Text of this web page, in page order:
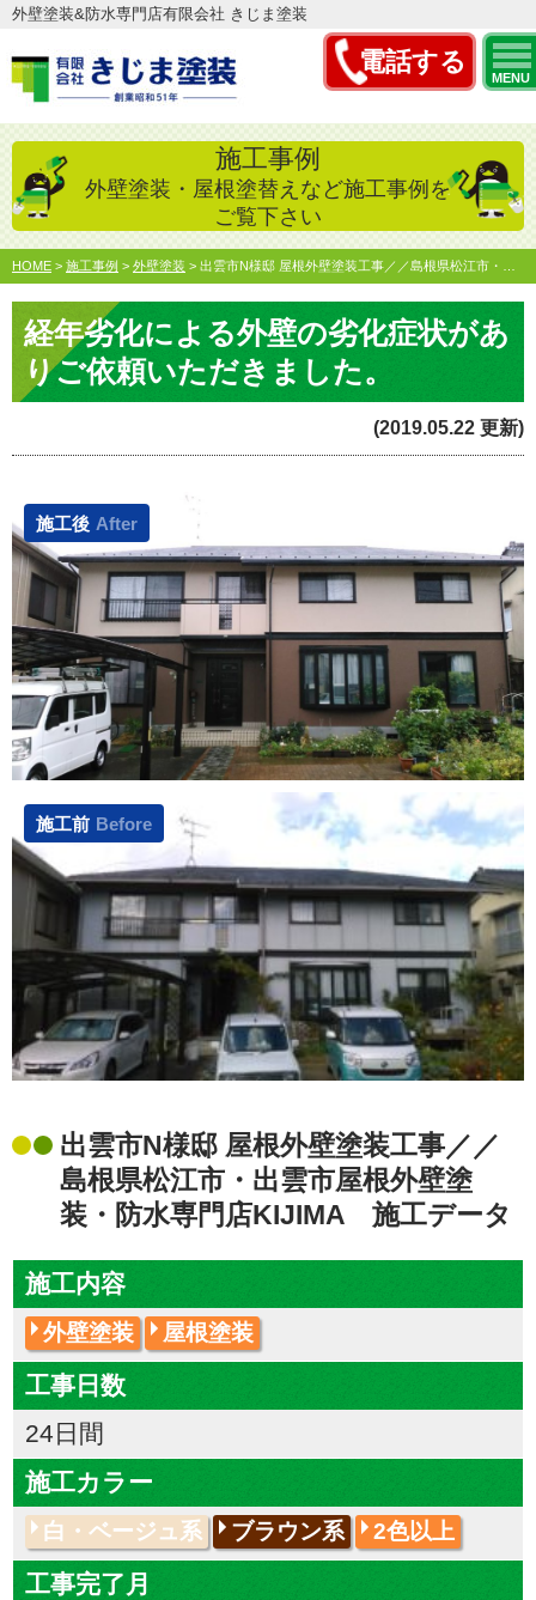
電話する
MENU
外壁塗装&防水専門店有限会社 きじま塗装
施工事例
外壁塗装・屋根塗替えなど施工事例を
ご覧下さい
HOME > 施工事例 > 外壁塗装 > 出雲市N様邸 屋根外壁塗装工事／／島根県松江市・出雲市屋根…
経年劣化による外壁の劣化症状があ
りご依頼いただきました。
(2019.05.22 更新)
施工後 After
施工前 Before
出雲市N様邸 屋根外壁塗装工事／／
島根県松江市・出雲市屋根外壁塗
装・防水専門店KIJIMA 施工データ
施工内容
外壁塗装 屋根塗装
工事日数
24日間
施工カラー
白・ベージュ系 ブラウン系 2色以上
工事完了月